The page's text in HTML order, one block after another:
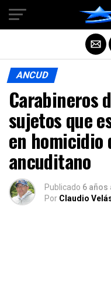
ANCUD
Carabineros
sujetos que
en homicidio
ancuditano
Publicado 6 años
Por Claudio
Salir